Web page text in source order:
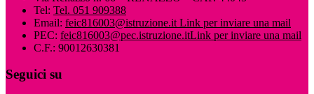
Tel: Tel. 051 909388
Email: feic816003@istruzione.it Link per inviare una mail
PEC: feic816003@pec.istruzione.itLink per inviare una mail
C.F.: 90012630381
Seguici su